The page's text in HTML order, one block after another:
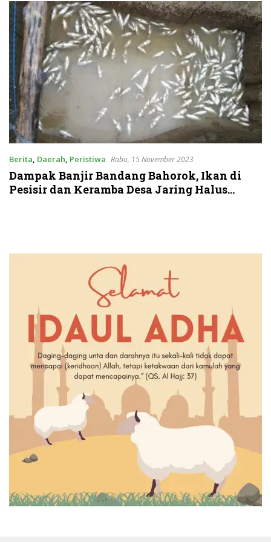
Berita, Daerah, Peristiwa Rabu, 15 November 2023
Dampak Banjir Bandang Bahorok, Ikan di
Pesisir dan Keramba Desa Jaring Halus